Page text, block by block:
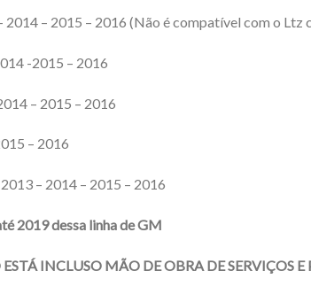
2014 – 2015 – 2016 (Não é compatível com o Ltz
-2015 – 2016
– 2015 – 2016
– 2016
– 2014 – 2015 – 2016
2019 dessa linha de GM
INCLUSO MÃO DE OBRA DE SERVIÇOS